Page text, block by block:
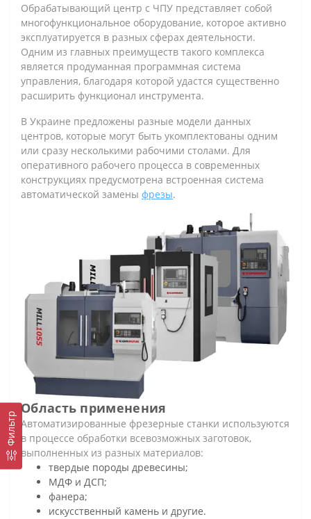
Фильтр
Обрабатывающий центр с ЧПУ представляет собой
многофункциональное оборудование, которое активно
эксплуатируется в разных сферах деятельности.
Одним из главных преимуществ такого комплекса
является продуманная программная система
управления, благодаря которой удастся существенно
расширить функционал инструмента.
В Украине предложены разные модели данных
центров, которые могут быть укомплектованы одним
или сразу несколькими рабочими столами. Для
оперативного рабочего процесса в современных
конструкциях предусмотрена встроенная система
автоматической замены фрезы.
Область применения
Автоматизированные фрезерные станки используются
в процессе обработки всевозможных заготовок,
выполненных из разных материалов:
твердые породы древесины;
МДФ и ДСП;
фанера;
искусственный камень и другие.